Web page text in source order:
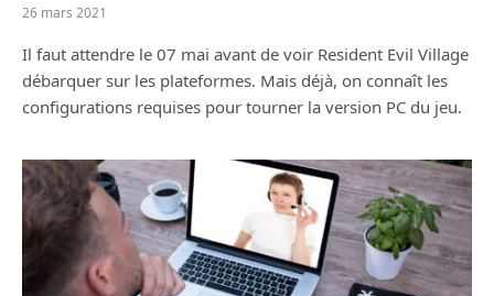
26 mars 2021
Il faut attendre le 07 mai avant de voir Resident Evil Village
débarquer sur les plateformes. Mais déjà, on connaît les
configurations requises pour tourner la version PC du jeu.